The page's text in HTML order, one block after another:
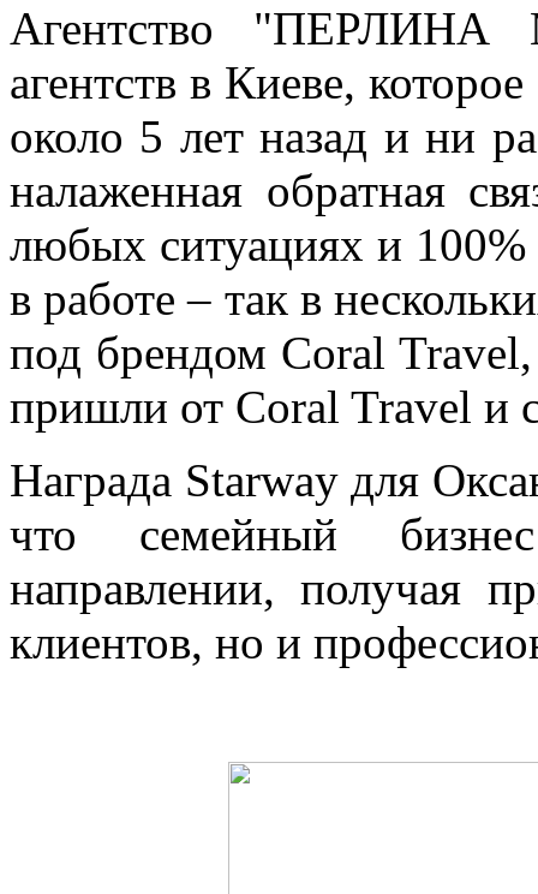
Агентство
агентств в Киеве,
около 5 лет назад и ни
налаженная обратная
любых ситуациях и
в работе – так в
под брендом Coral
пришли от Coral Travel и
Награда Starway для
что семейный
направлении, получая
клиентов, но и